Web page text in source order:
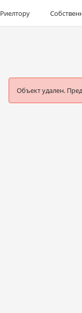
Риелтору
Объект удален.